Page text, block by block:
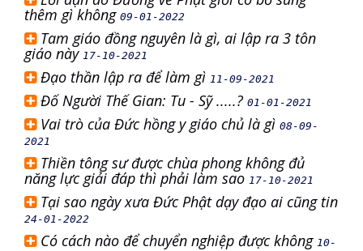
thêm gì không 09-01-2022
Tam giáo đồng nguyên là gì, ai lập ra 3 tôn
giáo này 17-10-2021
Đạo thần lập ra để làm gì 11-09-2021
Đố Người Thế Gian: Tu - Sỹ .....? 01-01-2021
Vai trò của Đức hồng y giáo chủ là gì 08-09-
2021
Thiền tông sư được chùa phong không đủ
năng lực giải đáp thì phải làm sao 17-10-2021
Tại sao ngày xưa Đức Phật dạy đạo ai cũng tin
24-01-2022
Có cách nào để chuyển nghiệp được không 10-